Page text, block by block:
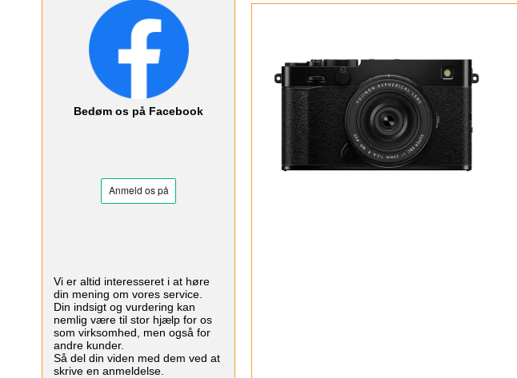
Bedøm os på Facebook
Vi er altid interesseret i at høre
din mening om vores service.
Din indsigt og vurdering kan
nemlig være til stor hjælp for os
som virksomhed, men også for
andre kunder.
Så del din viden med dem ved at
skrive en anmeldelse.